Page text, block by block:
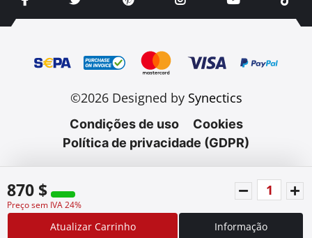
870 $
Preço sem IVA 24%
Atualizar Carrinho Informação
©2026 Designed by Synectics
Condições de uso
Cookies
Política de privacidade (GDPR)